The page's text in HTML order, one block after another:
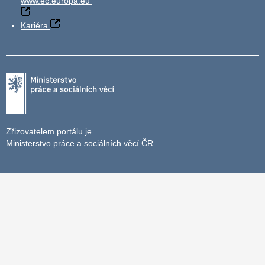
Kariéra
Zřizovatelem portálu je
Ministerstvo práce a sociálních věcí ČR